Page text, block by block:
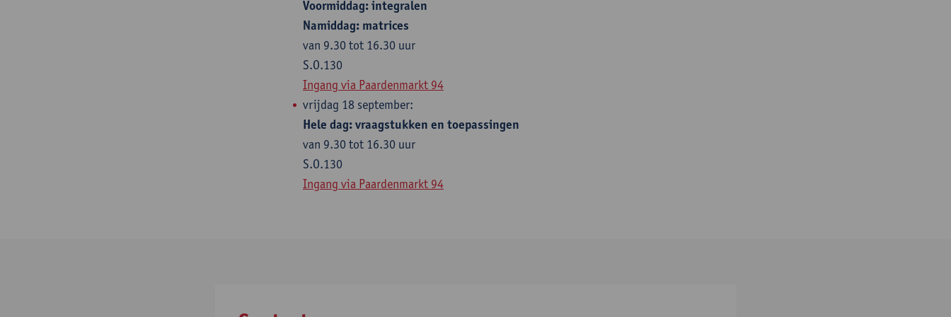
Voormiddag: integralen
Namiddag: matrices
van 9.30 tot 16.30 uur
S.O.130
Ingang via Paardenmarkt 94
vrijdag 18 september:
Hele dag: vraagstukken en toepassingen
van 9.30 tot 16.30 uur
S.O.130
Ingang via Paardenmarkt 94